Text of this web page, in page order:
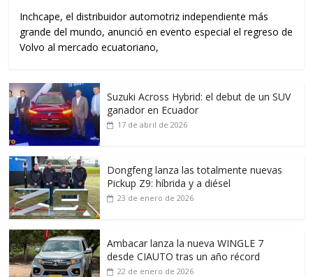
Inchcape, el distribuidor automotriz independiente más
grande del mundo, anunció en evento especial el regreso de
Volvo al mercado ecuatoriano,
Suzuki Across Hybrid: el debut de un SUV
ganador en Ecuador
17 de abril de 2026
Dongfeng lanza las totalmente nuevas
Pickup Z9: híbrida y a diésel
23 de enero de 2026
Ambacar lanza la nueva WINGLE 7
desde CIAUTO tras un año récord
22 de enero de 2026